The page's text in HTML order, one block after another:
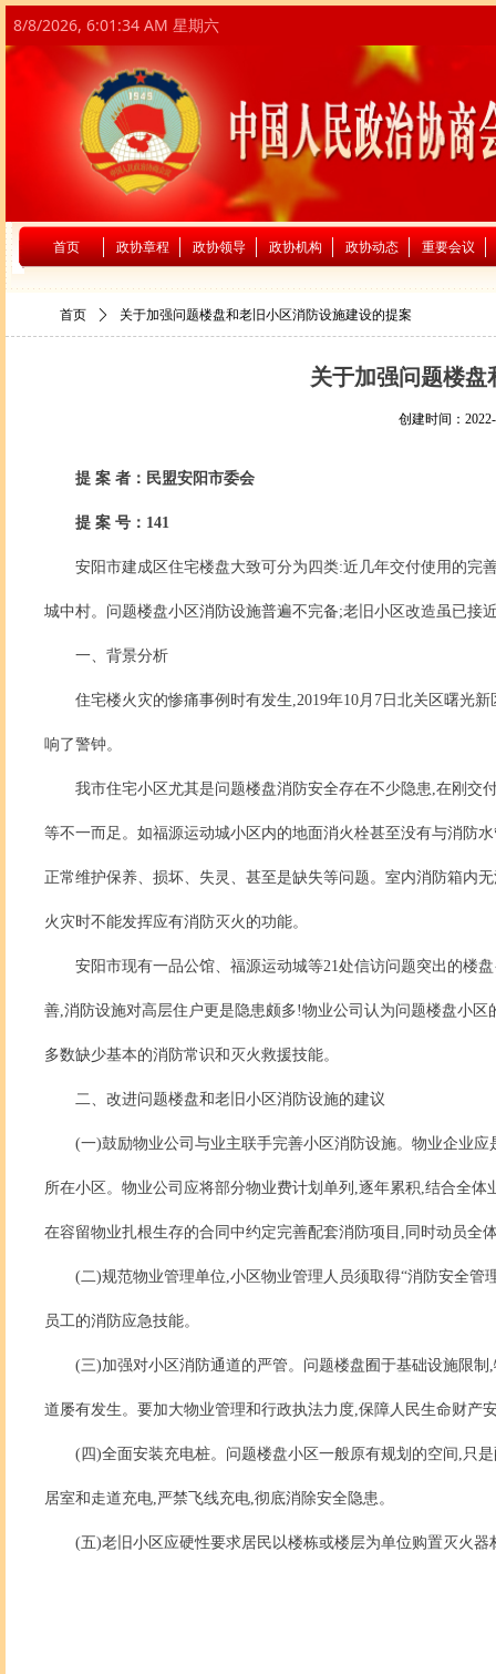
8/8/2026, 6:01:34 AM 星期六
首页 政协章程 政协领导 政协机构 政协动态 重要会议
首页 ꄲ 关于加强问题楼盘和老旧小区消防设施建设的提案
关于加强问题楼盘
创建时间：
提 案 者：民盟安阳市委会
提 案 号：141
安阳市建成区住宅楼盘大致可分为四类:近几年交付使用的完
城中村。问题楼盘小区消防设施普遍不完备;老旧小区改造虽已接
一、背景分析
住宅楼火灾的惨痛事例时有发生,2019年10月7日北关区曙光
响了警钟。
我市住宅小区尤其是问题楼盘消防安全存在不少隐患,在刚交
等不一而足。如福源运动城小区内的地面消火栓甚至没有与消防
正常维护保养、损坏、失灵、甚至是缺失等问题。室内消防箱内
火灾时不能发挥应有消防灭火的功能。
安阳市现有一品公馆、福源运动城等21处信访问题突出的楼
善,消防设施对高层住户更是隐患颇多!物业公司认为问题楼盘小
多数缺少基本的消防常识和灭火救援技能。
二、改进问题楼盘和老旧小区消防设施的建议
(一)鼓励物业公司与业主联手完善小区消防设施。物业企业
所在小区。物业公司应将部分物业费计划单列,逐年累积,结合全
在容留物业扎根生存的合同中约定完善配套消防项目,同时动员全
(二)规范物业管理单位,小区物业管理人员须取得“消防安全
员工的消防应急技能。
(三)加强对小区消防通道的严管。问题楼盘囿于基础设施限
道屡有发生。要加大物业管理和行政执法力度,保障人民生命财产
(四)全面安装充电桩。问题楼盘小区一般原有规划的空间,只
居室和走道充电,严禁飞线充电,彻底消除安全隐患。
(五)老旧小区应硬性要求居民以楼栋或楼层为单位购置灭火